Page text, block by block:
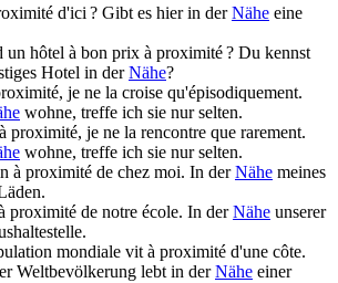
d'ici ? Gibt es hier in derNähe eine
un hôtel à bon prix à proximité? Du kennst
Hotel in derNähe?
, je ne la croise qu'épisodiquement.
wohne, treffe ich sie nur selten.
proximité, je ne la rencontre que rarement.
wohne, treffe ich sie nur selten.
à proximité de chez moi. In derNähe meines
proximité de notre école. In derNähe unserer
mondiale vit à proximité d'une côte.
Weltbevölkerung lebt in derNähe einer